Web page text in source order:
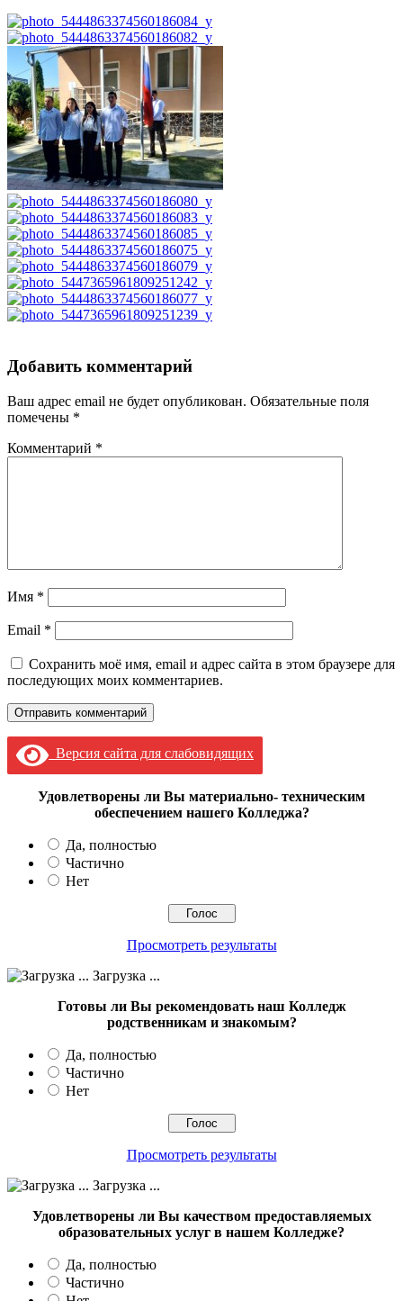
Добавить комментарий
Ваш адрес email не будет опубликован. Обязательные поля
помечены *
Комментарий *
Имя *
Email *
Сохранить моё имя, email и адрес сайта в этом браузере для
последующих моих комментариев.
Версия сайта для слабовидящих
Удовлетворены ли Вы материально- техническим
обеспечением нашего Колледжа?
Да, полностью
Частично
Нет
Просмотреть результаты
Загрузка ...
Готовы ли Вы рекомендовать наш Колледж
родственникам и знакомым?
Да, полностью
Частично
Нет
Просмотреть результаты
Загрузка ...
Удовлетворены ли Вы качеством предоставляемых
образовательных услуг в нашем Колледже?
Да, полностью
Частично